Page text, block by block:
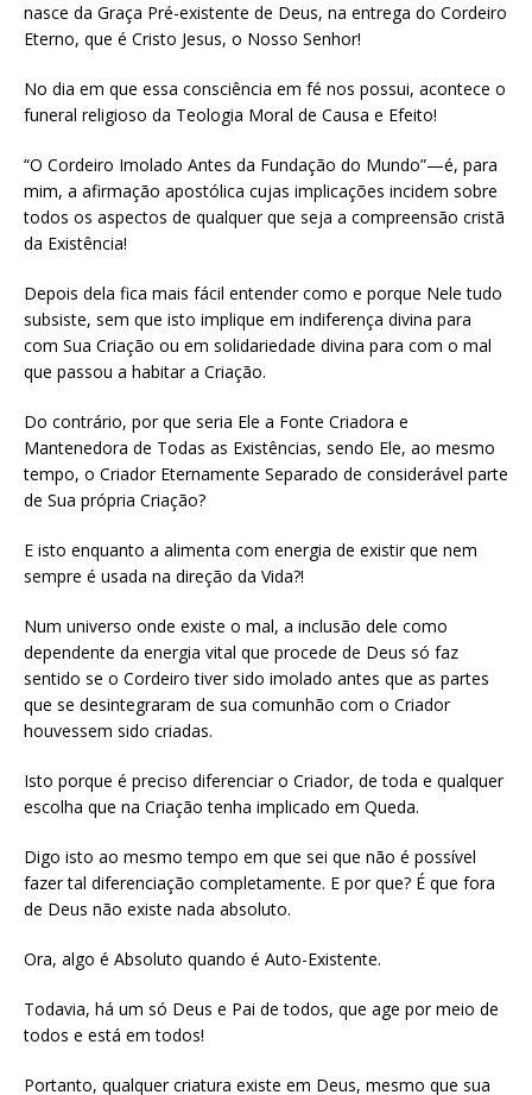
nasce da Graça Pré-existente de Deus, na entrega do Cordeiro
Eterno, que é Cristo Jesus, o Nosso Senhor!
No dia em que essa consciência em fé nos possui, acontece o
funeral religioso da Teologia Moral de Causa e Efeito!
“O Cordeiro Imolado Antes da Fundação do Mundo”—é, para
mim, a afirmação apostólica cujas implicações incidem sobre
todos os aspectos de qualquer que seja a compreensão cristã
da Existência!
Depois dela fica mais fácil entender como e porque Nele tudo
subsiste, sem que isto implique em indiferença divina para
com Sua Criação ou em solidariedade divina para com o mal
que passou a habitar a Criação.
Do contrário, por que seria Ele a Fonte Criadora e
Mantenedora de Todas as Existências, sendo Ele, ao mesmo
tempo, o Criador Eternamente Separado de considerável parte
de Sua própria Criação?
E isto enquanto a alimenta com energia de existir que nem
sempre é usada na direção da Vida?!
Num universo onde existe o mal, a inclusão dele como
dependente da energia vital que procede de Deus só faz
sentido se o Cordeiro tiver sido imolado antes que as partes
que se desintegraram de sua comunhão com o Criador
houvessem sido criadas.
Isto porque é preciso diferenciar o Criador, de toda e qualquer
escolha que na Criação tenha implicado em Queda.
Digo isto ao mesmo tempo em que sei que não é possível
fazer tal diferenciação completamente. E por que? É que fora
de Deus não existe nada absoluto.
Ora, algo é Absoluto quando é Auto-Existente.
Todavia, há um só Deus e Pai de todos, que age por meio de
todos e está em todos!
Portanto, qualquer criatura existe em Deus, mesmo que sua